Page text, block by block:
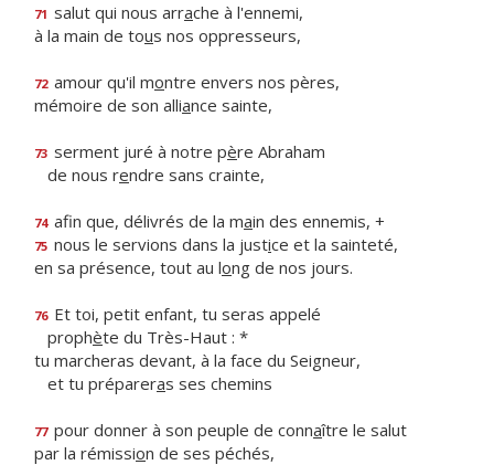
71 salut qui nous arrache à l'ennemi,
à la main de tous nos oppresseurs,
72 amour qu'il montre envers nos pères,
mémoire de son alliance sainte,
73 serment juré à notre père Abraham
de nous rendre sans crainte,
74 afin que, délivrés de la main des ennemis, +
75 nous le servions dans la justice et la sainteté,
en sa présence, tout au long de nos jours.
76 Et toi, petit enfant, tu seras appelé
prophète du Très-Haut : *
tu marcheras devant, à la face du Seigneur,
et tu prépareras ses chemins
77 pour donner à son peuple de connaître le salut
par la rémission de ses péchés,